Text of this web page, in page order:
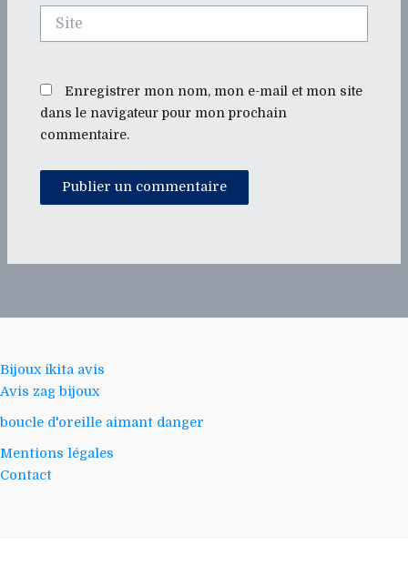
Enregistrer mon nom, mon e-mail et mon site
dans le navigateur pour mon prochain
commentaire.
Bijoux ikita avis
Avis zag bijoux
boucle d'oreille aimant danger
Mentions légales
Contact